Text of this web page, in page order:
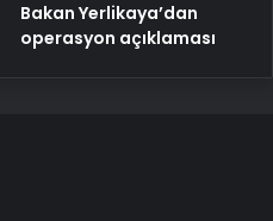
Bakan Yerlikaya’dan
operasyon açıklaması